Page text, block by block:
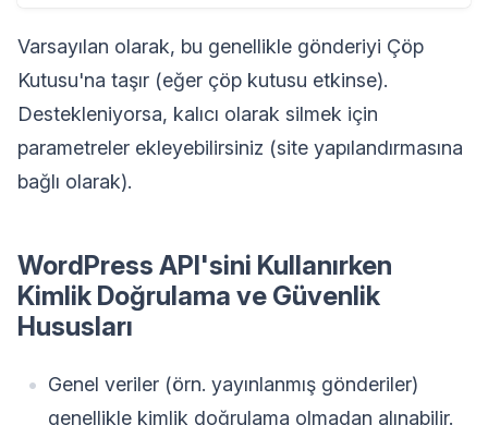
Varsayılan olarak, bu genellikle gönderiyi Çöp
Kutusu'na taşır (eğer çöp kutusu etkinse).
Destekleniyorsa, kalıcı olarak silmek için
parametreler ekleyebilirsiniz (site yapılandırmasına
bağlı olarak).
WordPress API'sini Kullanırken
Kimlik Doğrulama ve Güvenlik
Hususları
Genel veriler (örn. yayınlanmış gönderiler)
genellikle kimlik doğrulama olmadan alınabilir.